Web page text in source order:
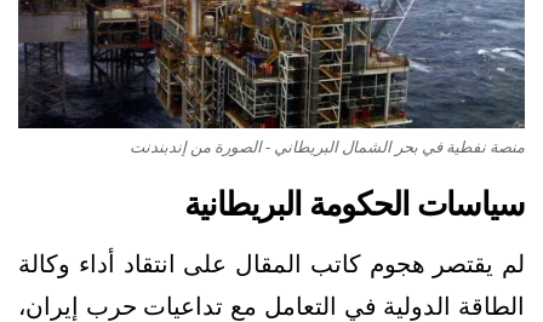
منصة نفطية في بحر الشمال البريطاني - الصورة من إندبندنت
سياسات الحكومة البريطانية
لم يقتصر هجوم كاتب المقال على انتقاد أداء وكالة
الطاقة الدولية في التعامل مع تداعيات حرب إيران،